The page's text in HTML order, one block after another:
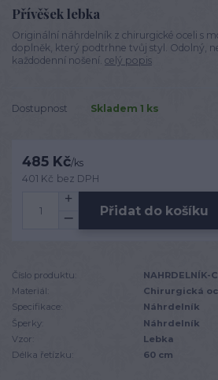
Přívěšek lebka
Originální náhrdelník z chirurgické oceli s
doplněk, který podtrhne tvůj styl. Odolný,
každodenní nošení. celý popis
Dostupnost Skladem 1 ks
485 Kč/ks
401 Kč bez DPH
Přidat do košíku
Číslo produktu:
NAHRDELNÍK-
Materiál:
Chirurgická
Specifikace:
Náhrdelník
Šperky:
Náhrdelník
Vzor:
Lebka
Délka řetízku:
60 cm